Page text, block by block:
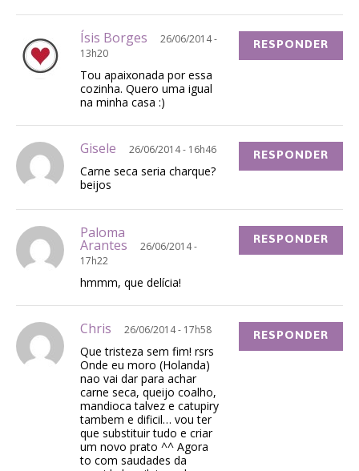
Ísis Borges
26/06/2014 -
13h20
Tou apaixonada por essa
cozinha. Quero uma igual
na minha casa :)
RESPONDER
Gisele 26/06/2014 - 16h46
Carne seca seria charque?
beijos
RESPONDER
Paloma
Arantes
26/06/2014 -
17h22
hmmm, que delícia!
RESPONDER
Chris 26/06/2014 - 17h58
Que tristeza sem fim! rsrs
Onde eu moro (Holanda)
nao vai dar para achar
carne seca, queijo coalho,
mandioca talvez e catupiry
tambem e dificil… vou ter
que substituir tudo e criar
um novo prato ^^ Agora
to com saudades da
RESPONDER